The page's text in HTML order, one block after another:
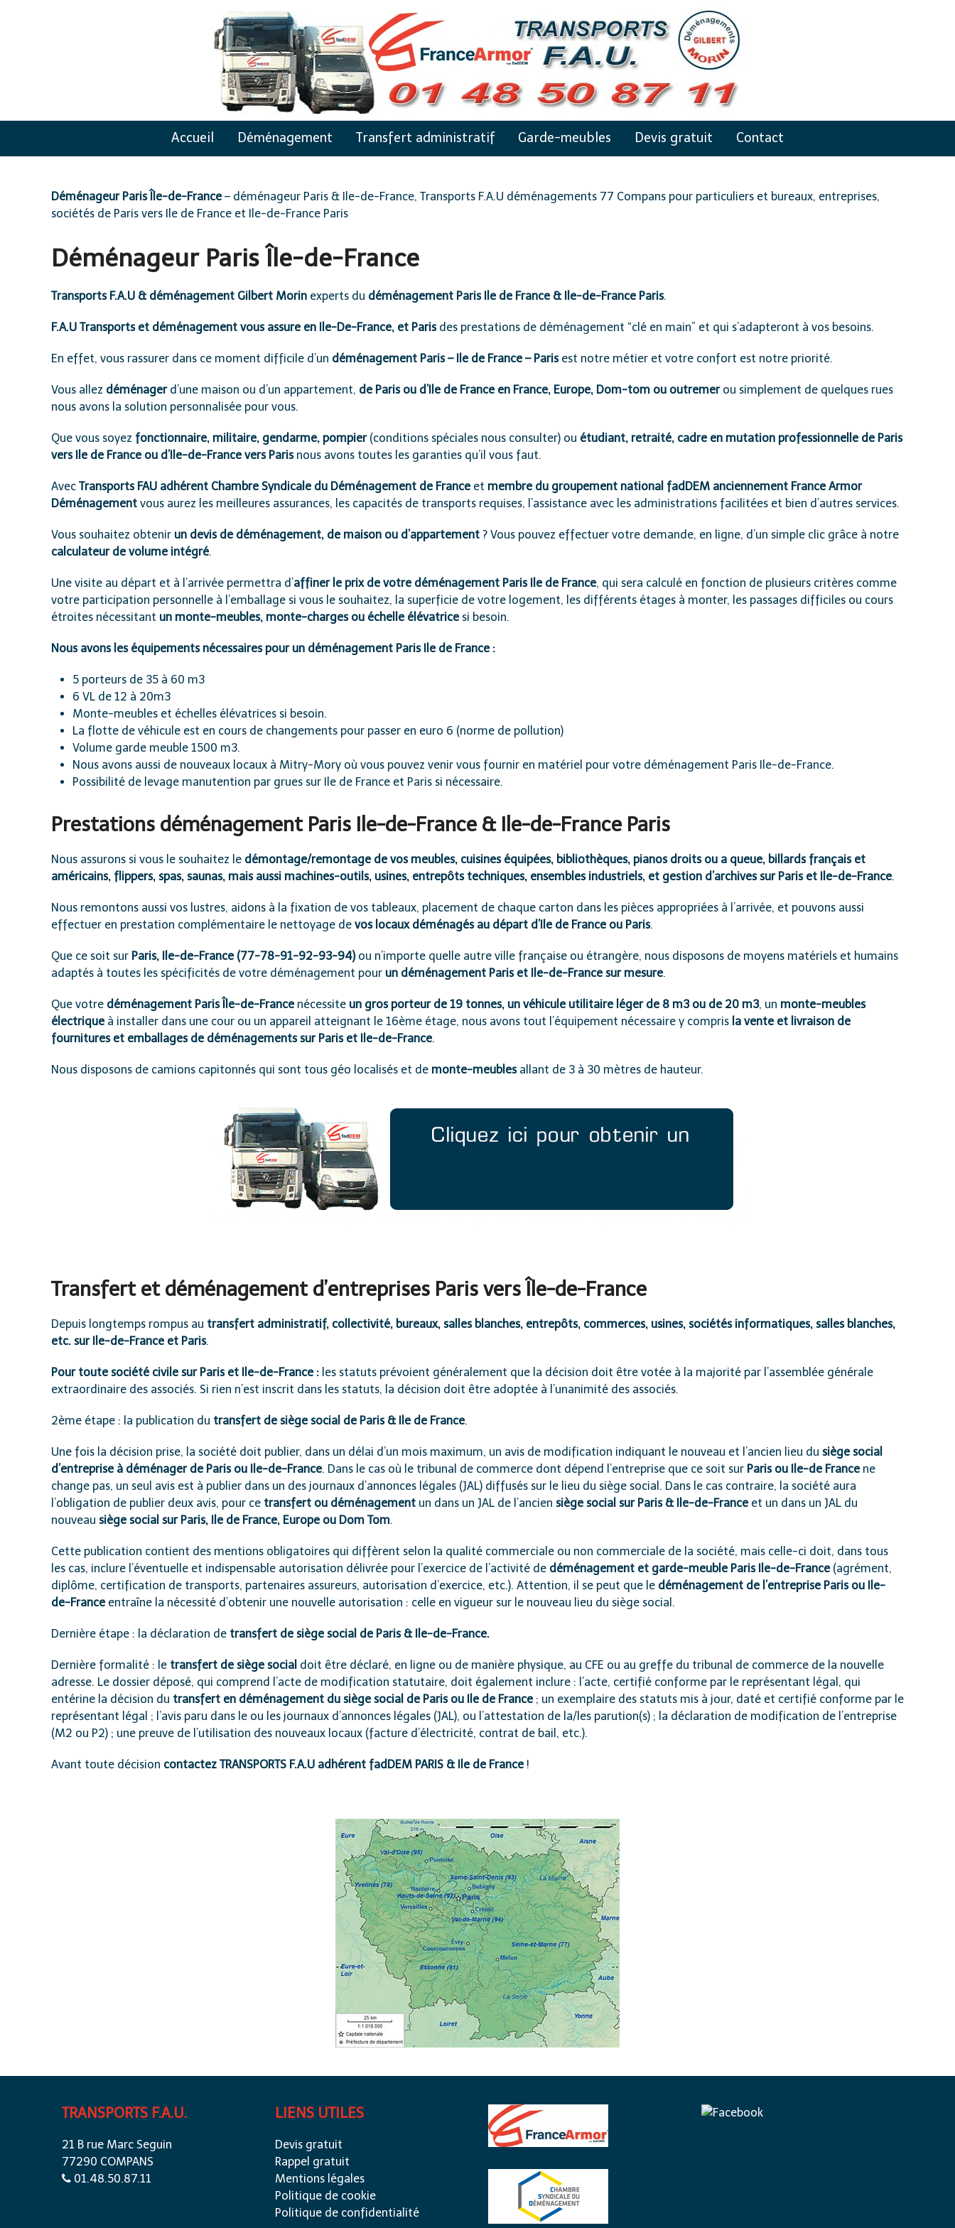
Accueil Déménagement Transfert administratif Garde-meubles Devis gratuit Contact
Déménageur Paris Île-de-France– déménageur Paris & Ile-de-France, Transports F.A.U déménagements 77 Compans pour particuliers et bureaux, entreprises,
sociétés de Paris vers Ile de France et Ile-de-France Paris
Déménageur Paris Île-de-France
Transports F.A.U & déménagement Gilbert Morin experts du déménagement Paris Ile de France & Ile-de-FranceParis.
F.A.U Transports et déménagement vous assure en Ile-De-France, et Parisdes prestations de déménagement “clé en main” et qui s’adapteront à vos besoins.
En effet, vous rassurer dans ce moment difficile d’un déménagement Paris – Ile de France – Parisest notre métier et votre confort est notre priorité.
Vous allez déménagerd’une maison ou d’un appartement, de Paris ou d’Ile de France en France, Europe, Dom-tom ou outremerou simplement de quelques rues
nous avons la solution personnalisée pour vous.
Que vous soyez fonctionnaire, militaire, gendarme, pompier(conditions spéciales nous consulter) ou étudiant, retraité, cadre en mutation professionnelle de Paris
vers Ile de France ou d’Ile-de-France vers Parisnous avons toutes les garanties qu’il vous faut.
Avec Transports FAU adhérent Chambre Syndicale du Déménagement de Franceet membre du groupement national fadDEM anciennement France Armor
Déménagement vous aurez les meilleures assurances, les capacités de transports requises, l’assistance avec les administrations facilitées et bien d’autres services.
Vous souhaitez obtenir un devis de déménagement, de maison ou d’appartement ? Vous pouvez effectuer votre demande, en ligne, d’un simple clic grâce à notre
calculateur de volume intégré.
Une visite au départ et à l’arrivée permettra d’affiner le prix de votre déménagement Paris Ile de France, qui sera calculé en fonction de plusieurs critères comme
votre participation personnelle à l’emballage si vous le souhaitez, la superficie de votre logement, les différents étages à monter, les passages difficiles ou cours
étroites nécessitant un monte-meubles, monte-charges ou échelle élévatricesi besoin.
Nous avons les équipements nécessaires pour un déménagement Paris Ile de France :
5 porteurs de 35 à 60 m3
6 VL de 12 à 20m3
Monte-meubles et échelles élévatrices si besoin.
La flotte de véhicule est en cours de changements pour passer en euro 6 (norme de pollution)
Volume garde meuble 1500 m3.
Nous avons aussi de nouveaux locaux à Mitry-Mory où vous pouvez venir vous fournir en matériel pour votre déménagement Paris Ile-de-France.
Possibilité de levage manutention par grues sur Ile de France et Paris si nécessaire.
Prestations déménagement Paris Ile-de-France & Ile-de-France Paris
Nous assurons si vous le souhaitez le démontage/remontage de vos meubles, cuisines équipées, bibliothèques, pianos droits ou a queue, billards français et
américains, flippers, spas, saunas, mais aussi machines-outils, usines, entrepôts techniques, ensembles industriels, et gestion d’archives sur Paris et Ile-de-France.
Nous remontons aussi vos lustres, aidons à la fixation de vos tableaux, placement de chaque carton dans les pièces appropriées à l’arrivée, et pouvons aussi
effectuer en prestation complémentaire le nettoyage de vos locaux déménagés au départ d’Ile de France ou Paris.
Que ce soit sur Paris, Ile-de-France (77-78-91-92-93-94)ou n’importe quelle autre ville française ou étrangère, nous disposons de moyens matériels et humains
adaptés à toutes les spécificités de votre déménagement pour un déménagement Paris et Ile-de-France sur mesure.
Que votre déménagement Paris Île-de-Francenécessite un gros porteur de 19 tonnes, un véhicule utilitaire léger de 8 m3ou de 20 m3, un monte-meubles
électriqueà installer dans une cour ou un appareil atteignant le 16ème étage, nous avons tout l’équipement nécessaire y compris la vente et livraison de
fournitures et emballages de déménagements sur Paris et Ile-de-France.
Nous disposons de camions capitonnés qui sont tous géo localisés et de monte-meublesallant de 3 à 30 mètres de hauteur.
Transfert et déménagement d’entreprises Paris vers Île-de-France
Depuis longtemps rompus au transfert administratif, collectivité, bureaux, salles blanches, entrepôts, commerces, usines, sociétés informatiques, salles blanches,
etc. sur Ile-de-France et Paris.
Pour toute société civile sur Paris et Ile-de-France : les statuts prévoient généralement que la décision doit être votée à la majorité par l’assemblée générale
extraordinaire des associés. Si rien n’est inscrit dans les statuts, la décision doit être adoptée à l’unanimité des associés.
2ème étape : la publication du transfert de siège social de Paris & Ile de France.
Une fois la décision prise, la société doit publier, dans un délai d’un mois maximum, un avis de modification indiquant le nouveau et l’ancien lieu du siège social
d’entreprise à déménager de Paris ou Ile-de-France. Dans le cas où le tribunal de commerce dont dépend l’entreprise que ce soit sur Paris ou Ile-de Francene
change pas, un seul avis est à publier dans un des journaux d’annonces légales (JAL) diffusés sur le lieu du siège social. Dans le cas contraire, la société aura
l’obligation de publier deux avis, pour ce transfert ou déménagement un dans un JAL de l’ancien siège social sur Paris & Ile-de-Franceet un dans un JAL du
nouveau siège social sur Paris, Ile de France, Europe ou Dom Tom.
Cette publication contient des mentions obligatoires qui diffèrent selon la qualité commerciale ou non commerciale de la société, mais celle-ci doit, dans tous
les cas, inclure l’éventuelle et indispensable autorisation délivrée pour l’exercice de l’activité de déménagement et garde-meuble Paris Ile-de-France(agrément,
diplôme, certification de transports, partenaires assureurs, autorisation d’exercice, etc.). Attention, il se peut que le déménagement de l’entreprise Paris ou Ile-
de-Franceentraîne la nécessité d’obtenir une nouvelle autorisation : celle en vigueur sur le nouveau lieu du siège social.
Dernière étape : la déclaration de transfert de siège social de Paris & Ile-de-France.
Dernière formalité : le transfert de siège social doit être déclaré, en ligne ou de manière physique, au CFE ou au greffe du tribunal de commerce de la nouvelle
adresse. Le dossier déposé, qui comprend l’acte de modification statutaire, doit également inclure : l’acte, certifié conforme par le représentant légal, qui
entérine la décision du transfert en déménagement du siège social de Paris ou Ile de France; un exemplaire des statuts mis à jour, daté et certifié conforme par le
représentant légal ; l’avis paru dans le ou les journaux d’annonces légales (JAL), ou l’attestation de la/les parution(s) ; la déclaration de modification de l’entreprise
(M2 ou P2) ; une preuve de l’utilisation des nouveaux locaux (facture d’électricité, contrat de bail, etc.).
Avant toute décision contactez TRANSPORTS F.A.U adhérent fadDEM PARIS & Ile de France!
TRANSPORTS F.A.U.
21 B rue Marc Seguin
77290 COMPANS
01.48.50.87.11
LIENS UTILES
Devis gratuit
Rappel gratuit
Mentions légales
Politique de cookie
Politique de confidentialité